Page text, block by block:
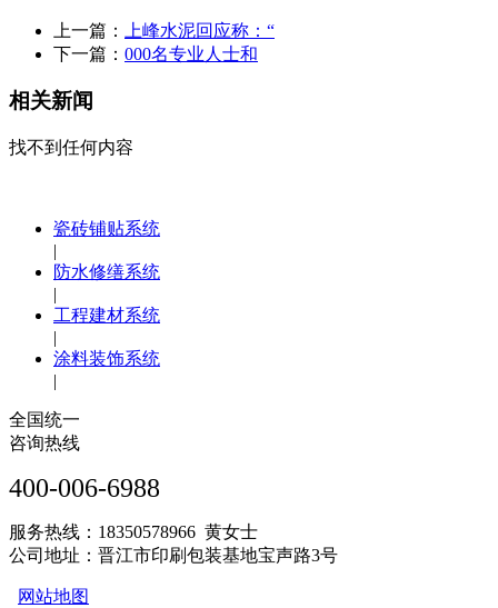
上一篇：
上峰水泥回应称：“
下一篇： 000名专业人士和
相关新闻
找不到任何内容
瓷砖铺贴系统
|
防水修缮系统
|
工程建材系统
|
涂料装饰系统
|
全国统一
咨询热线
400-006-6988
服务热线：18350578966 黄女士
公司地址：晋江市印刷包装基地宝声路3号
网站地图